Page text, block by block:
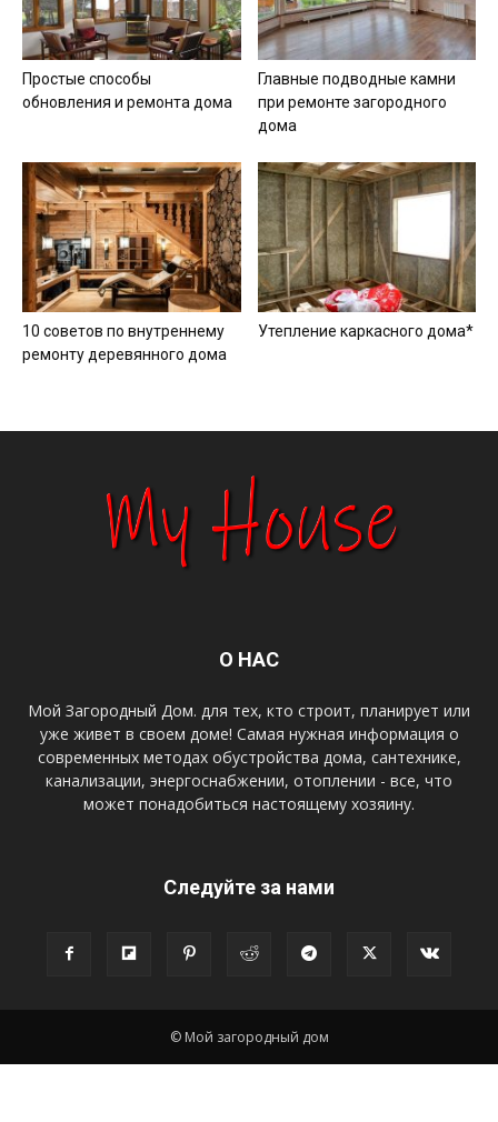
Простые способы
обновления и ремонта дома
Главные подводные камни
при ремонте загородного
дома
10 советов по внутреннему
ремонту деревянного дома
Утепление каркасного дома*
О НАС
Мой Загородный Дом. для тех, кто строит, планирует или
уже живет в своем доме! Самая нужная информация о
современных методах обустройства дома, сантехнике,
канализации, энергоснабжении, отоплении - все, что
может понадобиться настоящему хозяину.
Следуйте за нами
© Мой загородный дом